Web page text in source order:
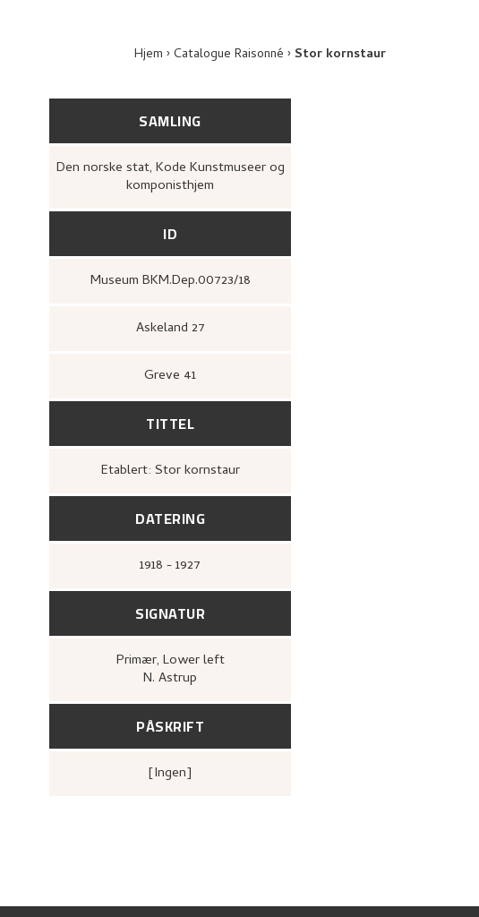
Hjem Catalogue Raisonné Stor kornstaur
SAMLING
Den norske stat, Kode Kunstmuseer og
komponisthjem
ID
Museum BKM.Dep.00723/18
Askeland 27
Greve 41
TITTEL
Etablert: Stor kornstaur
DATERING
1918 - 1927
SIGNATUR
Primær, Lower left
N. Astrup
PÅSKRIFT
[ingen]